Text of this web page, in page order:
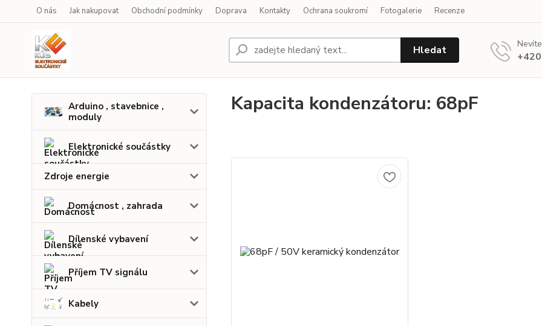
O nás Jak nakupovat Obchodní podmínky Doprava Kontakty Ochrana soukromí Fotogalerie Recenze
Hledat
Arduino , stavebnice ,
moduly
Elektronické součástky
Zdroje energie
Domácnost , zahrada
Dílenské vybavení
Příjem TV signálu
Kabely
Kapacita kondenzátoru: 68pF